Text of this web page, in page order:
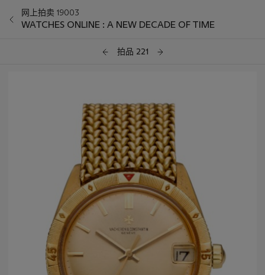
网上拍卖 19003
WATCHES ONLINE : A NEW DECADE OF TIME
拍品 221